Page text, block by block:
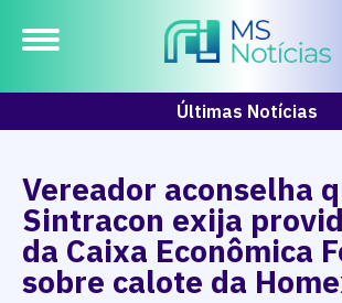
Últimas Notícias
Vereador aconselha
Sintracon exija
da Caixa Econômica
sobre calote da